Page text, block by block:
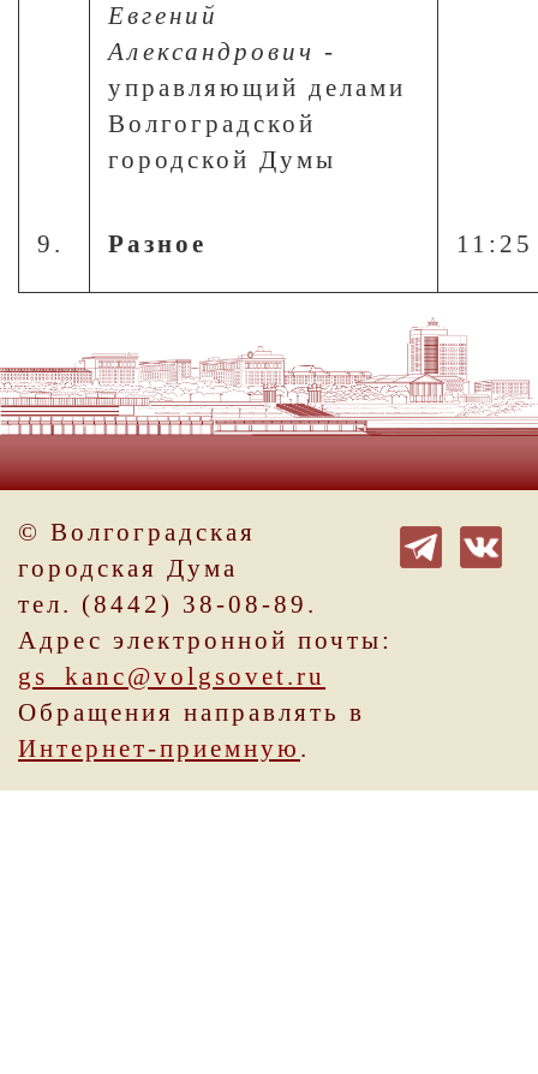
Евгений
Александрович -
управляющий делами
Волгоградской
городской Думы
9. Разное 11:25
© Волгоградская
городская Дума
тел. (8442) 38-08-89.
Адрес электронной почты:
gs_kanc@volgsovet.ru
Обращения направлять в
Интернет-приемную .